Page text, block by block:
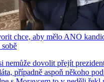
chce, aby mělo ANO
nemůže dovolit přejít
případně aspoň někoho